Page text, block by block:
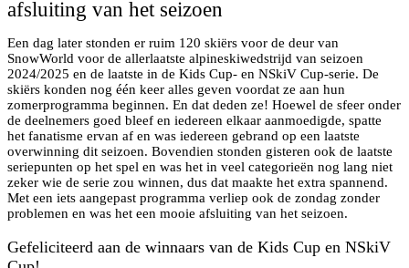
afsluiting van het seizoen
Een dag later stonden er ruim 120 skiërs voor de deur van
SnowWorld voor de allerlaatste alpineskiwedstrijd van seizoen
2024/2025 en de laatste in de Kids Cup- en NSkiV Cup-serie. De
skiërs konden nog één keer alles geven voordat ze aan hun
zomerprogramma beginnen. En dat deden ze! Hoewel de sfeer onder
de deelnemers goed bleef en iedereen elkaar aanmoedigde, spatte
het fanatisme ervan af en was iedereen gebrand op een laatste
overwinning dit seizoen. Bovendien stonden gisteren ook de laatste
seriepunten op het spel en was het in veel categorieën nog lang niet
zeker wie de serie zou winnen, dus dat maakte het extra spannend.
Met een iets aangepast programma verliep ook de zondag zonder
problemen en was het een mooie afsluiting van het seizoen.
Gefeliciteerd aan de winnaars van de Kids Cup en NSkiV